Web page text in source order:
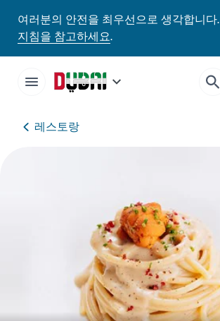
여러분의 안전을 최우선으로 생각합니다.
지침을 참고하세요.
레스토랑